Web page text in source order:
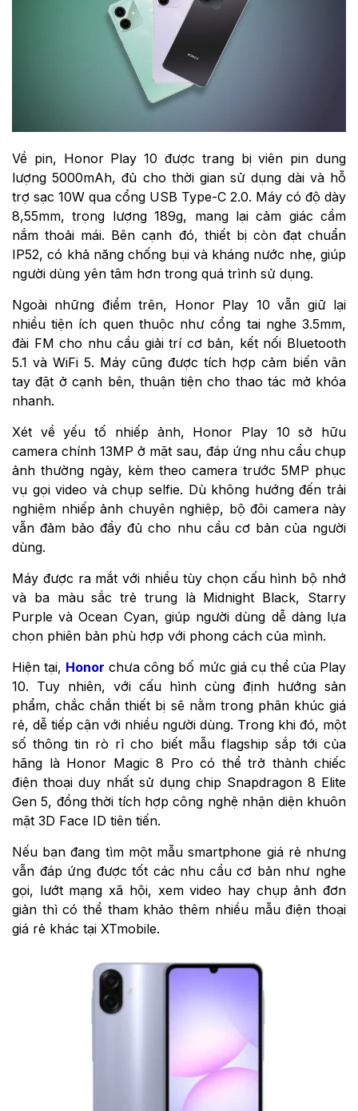
Về pin, Honor Play 10 được trang bị viên pin dung
lượng 5000mAh, đủ cho thời gian sử dụng dài và hỗ
trợ sạc 10W qua cổng USB Type-C 2.0. Máy có độ dày
8,55mm, trọng lượng 189g, mang lại cảm giác cầm
nắm thoải mái. Bên cạnh đó, thiết bị còn đạt chuẩn
IP52, có khả năng chống bụi và kháng nước nhẹ, giúp
người dùng yên tâm hơn trong quá trình sử dụng.
Ngoài những điểm trên, Honor Play 10 vẫn giữ lại
nhiều tiện ích quen thuộc như cổng tai nghe 3.5mm,
đài FM cho nhu cầu giải trí cơ bản, kết nối Bluetooth
5.1 và WiFi 5. Máy cũng được tích hợp cảm biến vân
tay đặt ở cạnh bên, thuận tiện cho thao tác mở khóa
nhanh.
Xét về yếu tố nhiếp ảnh, Honor Play 10 sở hữu
camera chính 13MP ở mặt sau, đáp ứng nhu cầu chụp
ảnh thường ngày, kèm theo camera trước 5MP phục
vụ gọi video và chụp selfie. Dù không hướng đến trải
nghiệm nhiếp ảnh chuyên nghiệp, bộ đôi camera này
vẫn đảm bảo đầy đủ cho nhu cầu cơ bản của người
dùng.
Máy được ra mắt với nhiều tùy chọn cấu hình bộ nhớ
và ba màu sắc trẻ trung là Midnight Black, Starry
Purple và Ocean Cyan, giúp người dùng dễ dàng lựa
chọn phiên bản phù hợp với phong cách của mình.
Hiện tại, Honor chưa công bố mức giá cụ thể của Play
10. Tuy nhiên, với cấu hình cùng định hướng sản
phẩm, chắc chắn thiết bị sẽ nằm trong phân khúc giá
rẻ, dễ tiếp cận với nhiều người dùng. Trong khi đó, một
số thông tin rò rỉ cho biết mẫu flagship sắp tới của
hãng là Honor Magic 8 Pro có thể trở thành chiếc
điện thoại duy nhất sử dụng chip Snapdragon 8 Elite
Gen 5, đồng thời tích hợp công nghệ nhận diện khuôn
mặt 3D Face ID tiên tiến.
Nếu bạn đang tìm một mẫu smartphone giá rẻ nhưng
vẫn đáp ứng được tốt các nhu cầu cơ bản như nghe
gọi, lướt mạng xã hội, xem video hay chụp ảnh đơn
giản thì có thể tham khảo thêm nhiều mẫu điện thoại
giá rẻ khác tại XTmobile.